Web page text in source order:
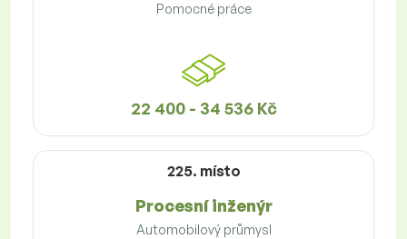
Pomocné práce
22 400 - 34 536 Kč
225. místo
Procesní inženýr
Automobilový průmysl